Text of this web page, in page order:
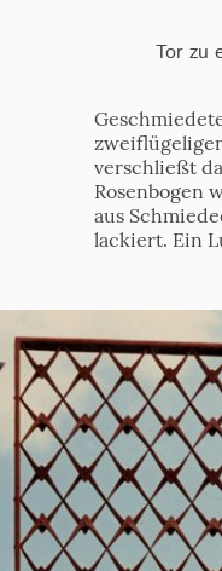
Tor zu
verschließt
Rosenbogen
aus
lackiert. Ein